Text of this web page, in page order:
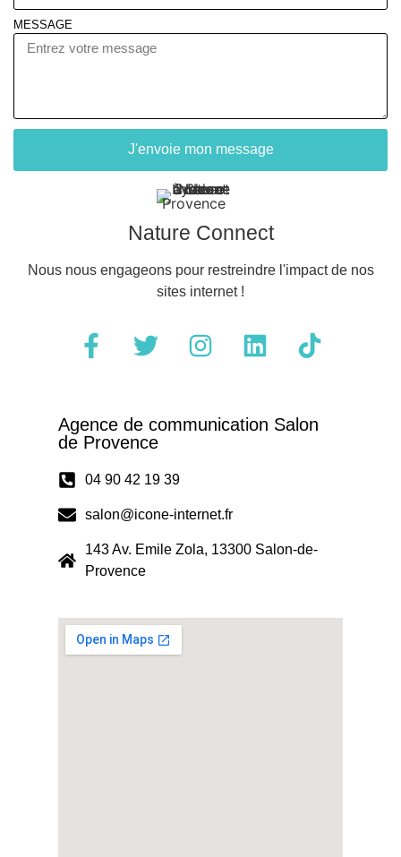
MESSAGE
J'envoie mon message
Nature Connect
Nous nous engageons pour restreindre l'impact de nos
sites internet !
Agence de communication Salon
de Provence
04 90 42 19 39
salon@icone-internet.fr
143 Av. Emile Zola, 13300 Salon-de-
Provence